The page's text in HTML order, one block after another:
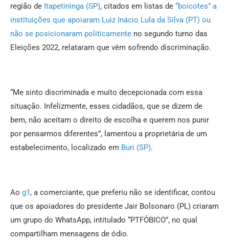
região de Itapetininga (SP), citados em listas de “boicotes” a
instituições que apoiaram Luiz Inácio Lula da Silva (PT) ou
não se posicionaram politicamente no segundo turno das
Eleições 2022, relataram que vêm sofrendo discriminação.
“Me sinto discriminada e muito decepcionada com essa
situação. Infelizmente, esses cidadãos, que se dizem de
bem, não aceitam o direito de escolha e querem nos punir
por pensarmos diferentes”, lamentou a proprietária de um
estabelecimento, localizado em Buri (SP).
Ao g1, a comerciante, que preferiu não se identificar, contou
que os apoiadores do presidente Jair Bolsonaro (PL) criaram
um grupo do WhatsApp, intitulado “PTFÓBICO”, no qual
compartilham mensagens de ódio.